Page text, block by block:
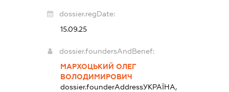
dossier.regDate:
15.09.25
dossier.foundersAndBenef:
МАРХОЦЬКИЙ ОЛЕГ
ВОЛОДИМИРОВИЧ
dossier.founderAddressУКРАЇНА,